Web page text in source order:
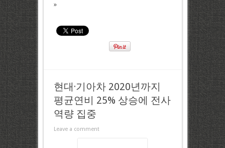
»
현대·기아차 2020년까지
평균연비 25% 상승에 전사
역량 집중
Leave a comment